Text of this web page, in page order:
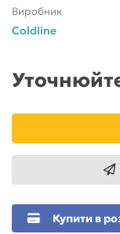
Виробник
Coldline
Купити в